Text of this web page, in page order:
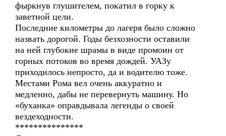
фыркнув глушителем, покатил в горку к
заветной цели.
Последние километры до лагеря было сложно
назвать дорогой. Годы безхозности оставили
на ней глубокие шрамы в виде промоин от
горных потоков во время дождей. УАЗу
приходилось непросто, да и водителю тоже.
Местами Рома вел очень аккуратно и
медленно, дабы не перевернуть машину. Но
«буханка» оправдывала легенды о своей
вездеходности.
***************